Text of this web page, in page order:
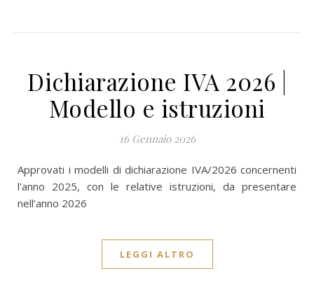
Dichiarazione IVA 2026 |
Modello e istruzioni
16 Gennaio 2026
Approvati i modelli di dichiarazione IVA/2026 concernenti
l’anno 2025, con le relative istruzioni, da presentare
nell’anno 2026
LEGGI ALTRO